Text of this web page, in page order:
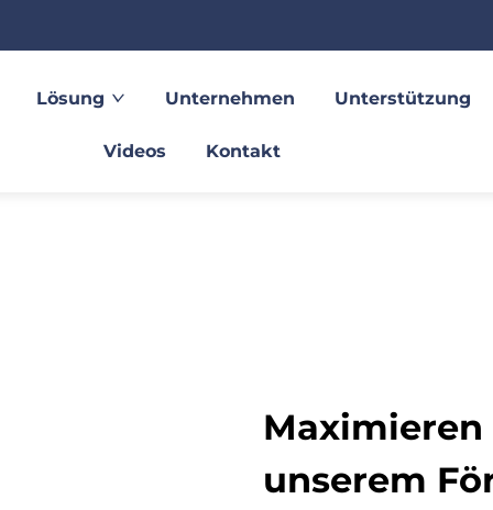
Lösung Unternehmen Unterstützung
Videos Kontakt
Maximieren
unserem